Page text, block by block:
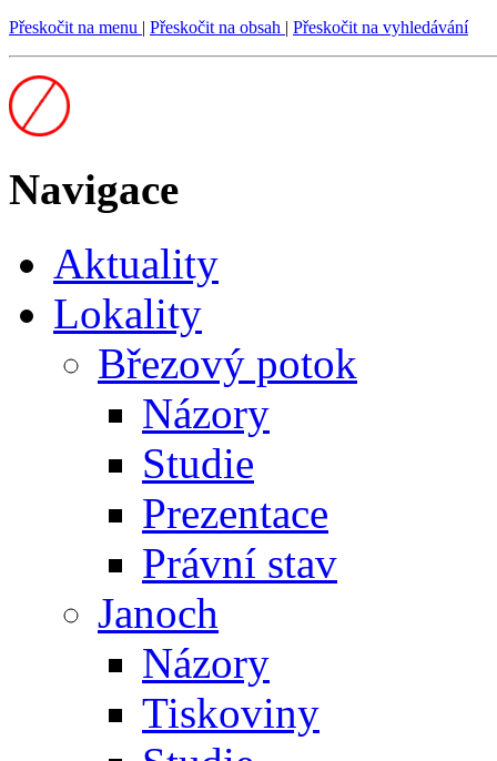
Přeskočit na menu | Přeskočit na obsah | Přeskočit na vyhledávání
Navigace
Aktuality
Lokality
Březový potok
Názory
Studie
Prezentace
Právní stav
Janoch
Názory
Tiskoviny